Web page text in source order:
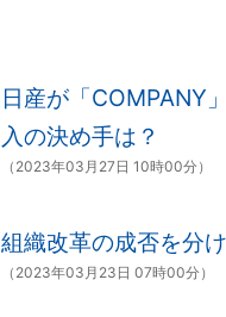
日産が「COMPANY
入の決め手は？
（2023年03月27日 10時00分）
組織改革の成否を分
（2023年03月23日 07時00分）